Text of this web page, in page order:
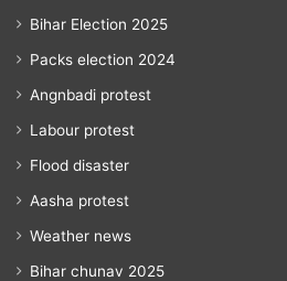
Bihar Election 2025
Packs election 2024
Angnbadi protest
Labour protest
Flood disaster
Aasha protest
Weather news
Bihar chunav 2025